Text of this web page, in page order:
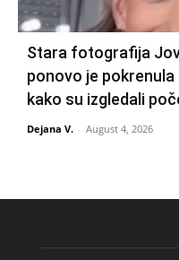
Stara fotografija
ponovo je
kako su izgledali
Dejana V. - August 4, 2026